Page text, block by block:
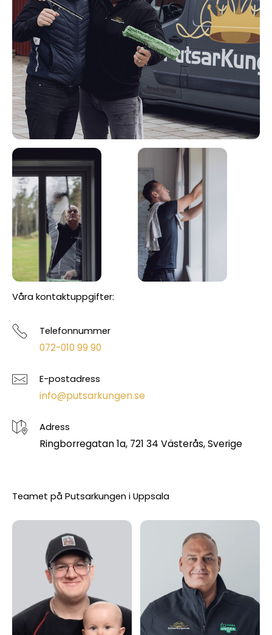
Våra kontaktuppgifter:
Telefonnummer
072-010 99 90
E-postadress
info@putsarkungen.se
Adress
Ringborregatan 1a, 721 34 Västerås, Sverige
Teamet på Putsarkungen i Uppsala